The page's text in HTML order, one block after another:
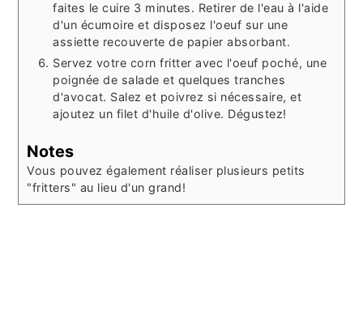
faites le cuire 3 minutes. Retirer de l'eau à l'aide
d'un écumoire et disposez l'oeuf sur une
assiette recouverte de papier absorbant.
Servez votre corn fritter avec l'oeuf poché, une
poignée de salade et quelques tranches
d'avocat. Salez et poivrez si nécessaire, et
ajoutez un filet d'huile d'olive. Dégustez!
Notes
Vous pouvez également réaliser plusieurs petits
"fritters" au lieu d'un grand!